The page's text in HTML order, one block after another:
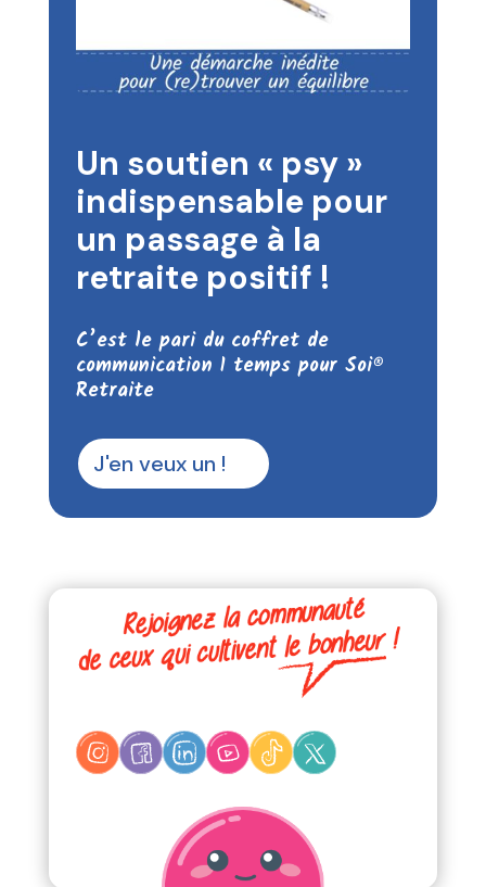
Un soutien « psy »
indispensable pour
un passage à la
retraite positif !
C’est le pari du coffret de
communication 1 temps pour Soi®
Retraite
J'en veux un !